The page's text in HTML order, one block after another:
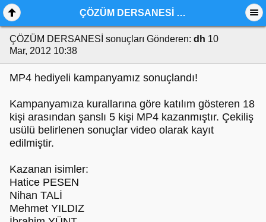
ÇÖZÜM DERSANESİ sonuçları
ÇÖZÜM DERSANESİ sonuçları Gönderen: dh 10
Mar, 2012 10:38
MP4 hediyeli kampanyamız sonuçlandı!
Kampanyamıza kurallarına göre katılım gösteren 18
kişi arasından şanslı 5 kişi MP4 kazanmıştır. Çekiliş
usülü belirlenen sonuçlar video olarak kayıt
edilmiştir.
Kazanan isimler:
Hatice PESEN
Nihan TALİ
Mehmet YILDIZ